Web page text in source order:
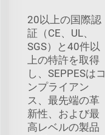
20以上の国際認
証（CE、UL、
SGS）と40件以
上の特許を取得
し、SEPPESはコ
ンプライアン
ス、最先端の革
新性、および最
高レベルの製品